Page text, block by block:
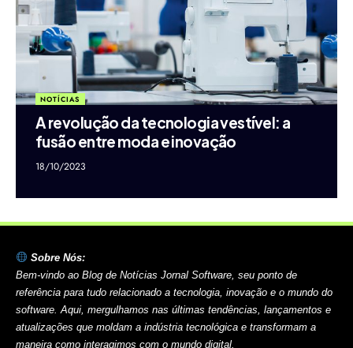
NOTÍCIAS
A revolução da tecnologia vestível: a
fusão entre moda e inovação
18/10/2023
Sobre Nós:
Bem-vindo ao Blog de Notícias Jornal Software, seu ponto de
referência para tudo relacionado a tecnologia, inovação e o mundo do
software. Aqui, mergulhamos nas últimas tendências, lançamentos e
atualizações que moldam a indústria tecnológica e transformam a
maneira como interagimos com o mundo digital.